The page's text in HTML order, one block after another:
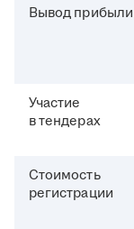
Вывод прибыли
Участие
в тендерах
Стоимость
регистрации